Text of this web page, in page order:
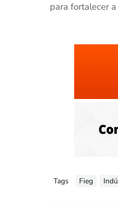
para fortalecer
Tags Fieg